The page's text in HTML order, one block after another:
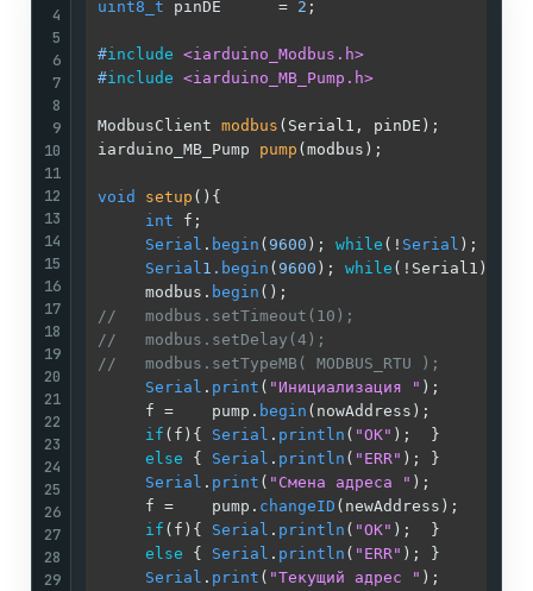
4
5
6
7
8
9
10
11
12
13
14
15
16
17
18
19
20
21
22
23
24
25
26
27
28
29
uint8_t pinDE      = 2 ;
#include <iarduino_Modbus.h>
#include <iarduino_MB_Pump.h>
ModbusClient modbus (Serial1, pinDE) ;
iarduino_MB_Pump pump (modbus) ;
void
setup () {
int f;
Serial . begin ( 9600 ); while (! Serial );
Serial1. begin ( 9600 ); while (!Serial1);
     modbus.
begin ();
//   modbus.setTimeout(10);                 //
//   modbus.setDelay(4);                    //
//   modbus.setTypeMB( MODBUS_RTU );        //
Serial . print ( "Инициализация " );
     f =    pump.
begin (nowAddress);
if (f){ Serial . println ( "OK" );  }
else { Serial . println ( "ERR" ); }
Serial . print ( "Смена адреса " );
     f =    pump.
changeID (newAddress);
if (f){ Serial . println ( "OK" );  }
else { Serial . println ( "ERR" ); }
Serial . print ( "Текущий адрес " );